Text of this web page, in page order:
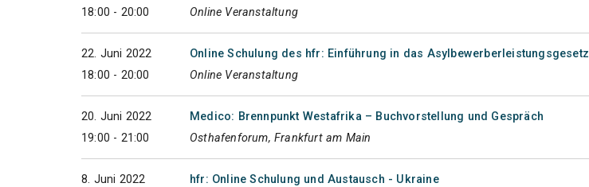
18:00 - 20:00
Online Veranstaltung
22. Juni 2022
18:00 - 20:00
Online Schulung des hfr: Einführung in das Asylbewerberleistungsgesetz
Online Veranstaltung
20. Juni 2022
19:00 - 21:00
Medico: Brennpunkt Westafrika – Buchvorstellung und Gespräch
Osthafenforum, Frankfurt am Main
8. Juni 2022
hfr: Online Schulung und Austausch - Ukraine